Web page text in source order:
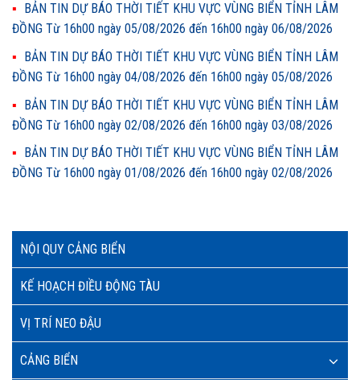
NỘI QUY CẢNG BIỂN
KẾ HOẠCH ĐIỀU ĐỘNG TÀU
VỊ TRÍ NEO ĐẬU
CẢNG BIỂN
BẢN TIN DỰ BÁO THỜI TIẾT KHU VỰC VÙNG BIỂN TỈNH LÂM
ĐỒNG Từ 16h00 ngày 05/08/2026 đến 16h00 ngày 06/08/2026
BẢN TIN DỰ BÁO THỜI TIẾT KHU VỰC VÙNG BIỂN TỈNH LÂM
ĐỒNG Từ 16h00 ngày 04/08/2026 đến 16h00 ngày 05/08/2026
BẢN TIN DỰ BÁO THỜI TIẾT KHU VỰC VÙNG BIỂN TỈNH LÂM
ĐỒNG Từ 16h00 ngày 02/08/2026 đến 16h00 ngày 03/08/2026
BẢN TIN DỰ BÁO THỜI TIẾT KHU VỰC VÙNG BIỂN TỈNH LÂM
ĐỒNG Từ 16h00 ngày 01/08/2026 đến 16h00 ngày 02/08/2026